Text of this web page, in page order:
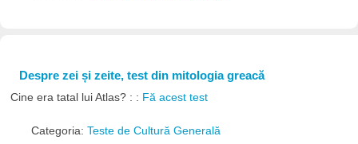
Despre zei și zeite, test din mitologia greacă
Cine era tatal lui Atlas? : : Fă acest test
Categoria: Teste de Cultură Generală